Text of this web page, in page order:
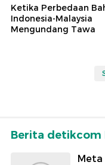
Ketika Perbedaan
Indonesia-Malaysia
Mengundang Tawa
Berita detikcom
Meta